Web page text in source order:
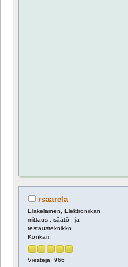
rsaarela
Eläkeläinen, Elektroniikan
mittaus-, säätö-, ja
testausteknikko
Konkari
Viestejä: 966